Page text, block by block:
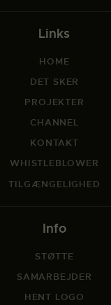
Links
HOME
DET SKER
PROJEKTER
CHANNEL
KONTAKT
WHISTLEBLOWER
TILGÆNGELIGHED
Info
STØTTE
SAMARBEJDER
HENT LOGO